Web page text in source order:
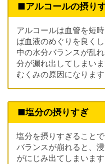
■アルコールの摂り
アルコールは血管を短
ば血液のめぐりを良く
中の水分バランスが乱
分が漏れ出してしまい
むくみの原因になります
■塩分の摂りすぎ
塩分を摂りすぎること
バランスが崩れると、
がにじみ出てしまいます